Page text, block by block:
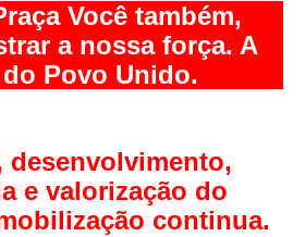
Você também,
a nossa força. A
Povo Unido.
desenvolvimento,
e valorização do
continua.